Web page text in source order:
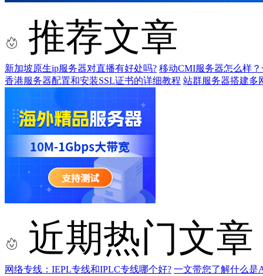
推荐文章
新加坡原生ip服务器对直播有好处吗? 移动CMI服务器怎么样
香港服务器配置和安装SSL证书的详细教程 站群服务器搭建多
近期热门文章
网络专线：IEPL专线和IPLC专线哪个好? 一文带您了解什么是